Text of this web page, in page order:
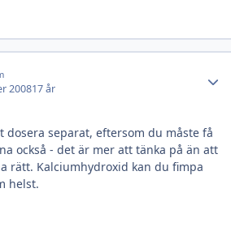
200817 år
separat, eftersom du måste få
också - det är mer att tänka på än att
rätt. Kalciumhydroxid kan du fimpa
helst.